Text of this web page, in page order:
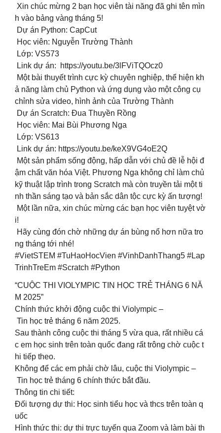
Xin chúc mừng 2 bạn học viên tài năng đã ghi tên mìn
h vào bảng vàng tháng 5!
Dự án Python: CapCut
‍ Học viên: Nguyễn Trường Thành
Lớp: VS573
Link dự án: https://youtu.be/3lFViTQOcz0
Một bài thuyết trình cực kỳ chuyên nghiệp, thể hiện kh
ả năng làm chủ Python và ứng dụng vào một công cụ
chỉnh sửa video, hình ảnh của Trường Thành
Dự án Scratch: Đua Thuyền Rồng
Học viên: Mai Bùi Phương Nga
Lớp: VS613
Link dự án: https://youtu.be/keX9VG4oE2Q
Một sản phẩm sống động, hấp dẫn với chủ đề lễ hội đ
ậm chất văn hóa Việt. Phương Nga không chỉ làm chủ
kỹ thuật lập trình trong Scratch mà còn truyền tải một ti
nh thần sáng tạo và bản sắc dân tộc cực kỳ ấn tượng!
Một lần nữa, xin chúc mừng các bạn học viên tuyệt vờ
i!
Hãy cùng đón chờ những dự án bùng nổ hơn nữa tro
ng tháng tới nhé!
#VietSTEM #TuHaoHocVien #VinhDanhThang5 #Lap
TrinhTreEm #Scratch #Python
“CUỘC THI VIOLYMPIC TIN HỌC TRẺ THÁNG 6 NĂ
M 2025”
Chính thức khởi động cuộc thi Violympic –
Tin học trẻ tháng 6 năm 2025.
Sau thành công cuộc thi tháng 5 vừa qua, rất nhiều cá
c em học sinh trên toàn quốc đang rất trông chờ cuộc t
hi tiếp theo.
Không để các em phải chờ lâu, cuộc thi Violympic –
Tin học trẻ tháng 6 chính thức bắt đầu.
Thông tin chi tiết:
Đối tượng dự thi: Học sinh tiểu học và thcs trên toàn q
uốc
️Hình thức thi: dự thi trực tuyến qua Zoom và làm bài th